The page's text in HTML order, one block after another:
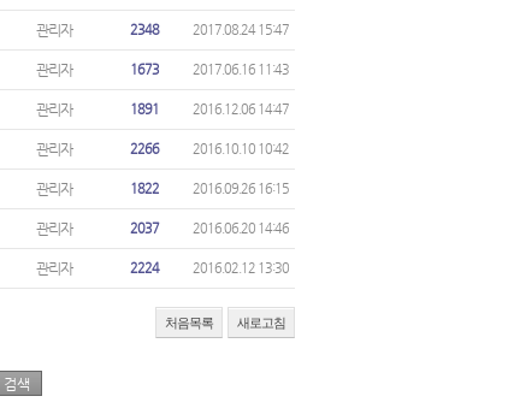
관리자 2348 2017.08.24 15:47
관리자 1673 2017.06.16 11:43
관리자 1891 2016.12.06 14:47
관리자 2266 2016.10.10 10:42
관리자 1822 2016.09.26 16:15
관리자 2037 2016.06.20 14:46
관리자 2224 2016.02.12 13:30
처음목록 새로고침